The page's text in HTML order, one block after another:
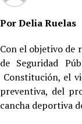
Por Delia Ruelas
Con el objetivo de
de Seguridad
Constitución, el
preventiva, del
cancha deportiva